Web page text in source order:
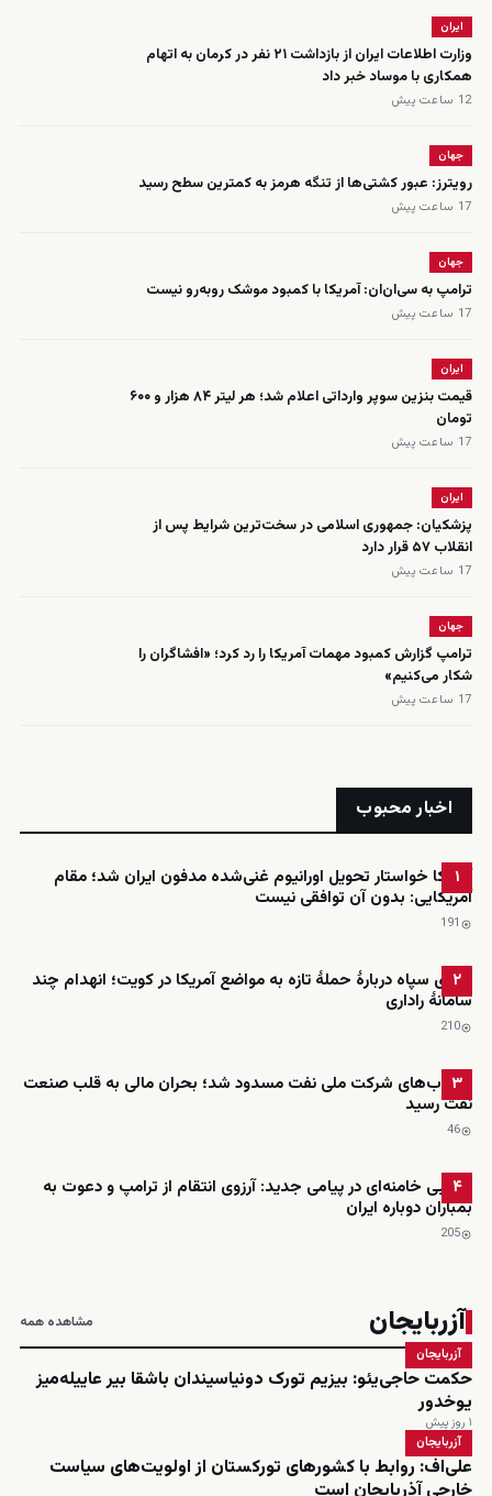
ایران
وزارت اطلاعات ایران از بازداشت ۲۱ نفر در کرمان به اتهام
همکاری با موساد خبر داد
12 ساعت پیش
جهان
رویترز: عبور کشتی‌ها از تنگه هرمز به کمترین سطح رسید
17 ساعت پیش
جهان
ترامپ به سی‌ان‌ان: آمریکا با کمبود موشک روبه‌رو نیست
17 ساعت پیش
ایران
قیمت بنزین سوپر وارداتی اعلام شد؛ هر لیتر ۸۴ هزار و ۶۰۰
تومان
17 ساعت پیش
ایران
پزشکیان: جمهوری اسلامی در سخت‌ترین شرایط پس از
انقلاب ۵۷ قرار دارد
17 ساعت پیش
جهان
ترامپ گزارش کمبود مهمات آمریکا را رد کرد؛ «افشاگران را
شکار می‌کنیم»
17 ساعت پیش
اخبار محبوب
۱
آمریکا خواستار تحویل اورانیوم غنی‌شده مدفون ایران شد؛ مقام
آمریکایی: بدون آن توافقی نیست
191
۲
ادعای سپاه دربارهٔ حملهٔ تازه به مواضع آمریکا در کویت؛ انهدام چند
سامانهٔ راداری
210
۳
حساب‌های شرکت ملی نفت مسدود شد؛ بحران مالی به قلب صنعت
نفت رسید
46
۴
مجتبی خامنه‌ای در پیامی جدید: آرزوی انتقام از ترامپ و دعوت به
بمباران دوباره ایران
205
آزربایجان مشاهده همه
آزربایجان
حکمت حاجی‌یئو: بیزیم تورک دونیاسیندان باشقا بیر عاییله‌میز
یوخدور
۱ روز پیش
آزربایجان
علی‌اف: روابط با کشورهای تورکستان از اولویت‌های سیاست